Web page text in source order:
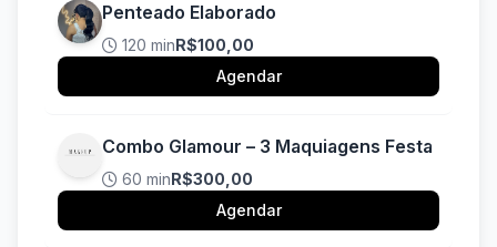
Penteado Elaborado
120 minR$100,00
Agendar
Combo Glamour – 3 Maquiagens Festa
60 minR$300,00
Agendar